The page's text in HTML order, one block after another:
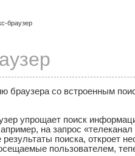
браузер
браузера со встроенным
упрощает поиск
на запрос
поиска, откроет
пользователем,